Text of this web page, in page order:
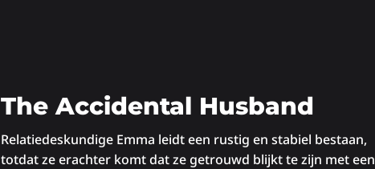
The Accidental Husband
Relatiedeskundige Emma leidt een rustig en stabiel bestaan,
totdat ze erachter komt dat ze getrouwd blijkt te zijn met een